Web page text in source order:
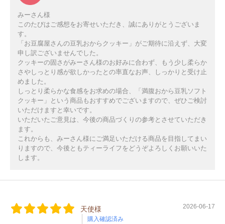
みーさん様
このたびはご感想をお寄せいただき、誠にありがとうございま
す。
「お豆腐屋さんの豆乳おからクッキー」がご期待に沿えず、大変
申し訳ございませんでした。
クッキーの固さがみーさん様のお好みに合わず、もう少し柔らか
さやしっとり感が欲しかったとの率直なお声、しっかりと受け止
めました。
しっとり柔らかな食感をお求めの場合、「満腹おから豆乳ソフト
クッキー」という商品もおすすめでございますので、ぜひご検討
いただけますと幸いです。
いただいたご意見は、今後の商品づくりの参考とさせていただき
ます。
これからも、みーさん様にご満足いただける商品を目指してまい
りますので、今後ともティーライフをどうぞよろしくお願いいた
します。
天使様
購入確認済み
2026-06-17